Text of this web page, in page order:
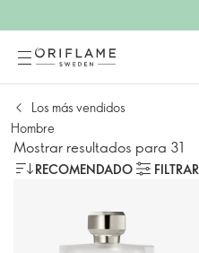
Los más vendidos
Hombre
Mostrar resultados para 31
RECOMENDADO FILTRAR